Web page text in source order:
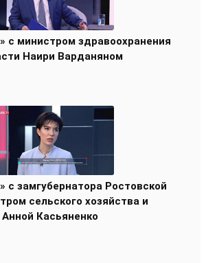
с министром здравоохранения
Наири Варданяном
с замгубернатора Ростовской
сельского хозяйства и
Касьяненко